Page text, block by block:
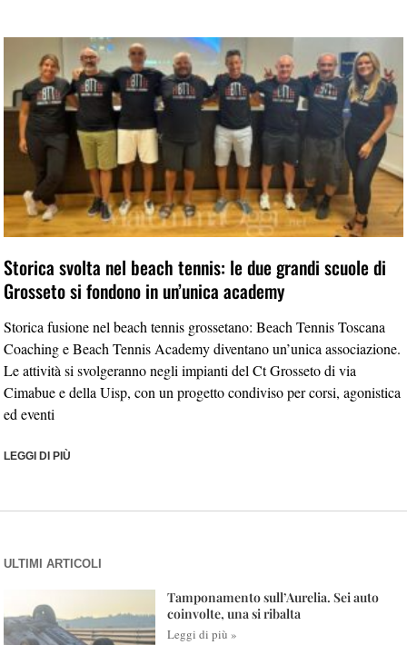
Storica svolta nel beach tennis: le due grandi scuole di
Grosseto si fondono in un’unica academy
Storica fusione nel beach tennis grossetano: Beach Tennis Toscana
Coaching e Beach Tennis Academy diventano un’unica associazione.
Le attività si svolgeranno negli impianti del Ct Grosseto di via
Cimabue e della Uisp, con un progetto condiviso per corsi, agonistica
ed eventi
LEGGI DI PIÙ
ULTIMI ARTICOLI
Tamponamento sull’Aurelia. Sei auto
coinvolte, una si ribalta
Leggi di più »